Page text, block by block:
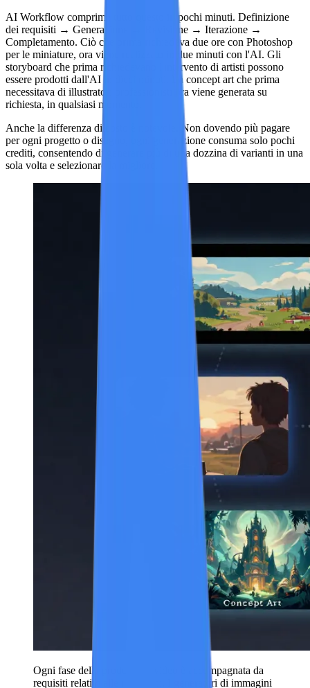
AI Workflow comprime tutto questo in pochi minuti. Definizione
dei requisiti → Generazione → Revisione → Iterazione →
Completamento. Ciò che prima richiedeva due ore con Photoshop
per le miniature, ora viene realizzato in due minuti con l'AI. Gli
storyboard che prima richiedevano l'intervento di artisti possono
essere prodotti dall'AI in dieci minuti. La concept art che prima
necessitava di illustratori professionisti ora viene generata su
richiesta, in qualsiasi momento.
Anche la differenza di costo è notevole. Non dovendo più pagare
per ogni progetto o disegno, ogni generazione consuma solo pochi
crediti, consentendo di generare più di una dozzina di varianti in una
sola volta e selezionare la migliore.
Ogni fase della produzione video è accompagnata da
requisiti relativi alle immagini. I generatori di immagini